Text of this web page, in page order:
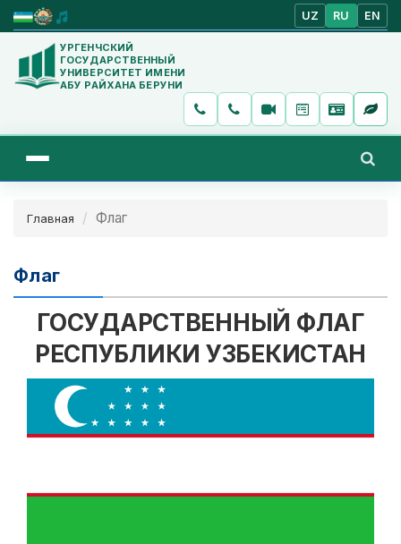
UZ RU EN
УРГЕНЧСКИЙ
ГОСУДАРСТВЕННЫЙ
УНИВЕРСИТЕТ ИМЕНИ
АБУ РАЙХАНА БЕРУНИ
Главная Флаг
Флаг
ГОСУДАРСТВЕННЫЙ ФЛАГ
РЕСПУБЛИКИ УЗБЕКИСТАН